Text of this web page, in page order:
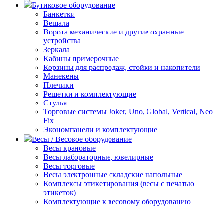
Бутиковое оборудование
Банкетки
Вешала
Ворота механические и другие охранные
устройства
Зеркала
Кабины примерочные
Корзины для распродаж, стойки и накопители
Манекены
Плечики
Решетки и комплектующие
Стулья
Торговые системы Joker, Uno, Global, Vertical, Neo
Fix
Экономпанели и комплектующие
Весы / Весовое оборудование
Весы крановые
Весы лабораторные, ювелирные
Весы торговые
Весы электронные складские напольные
Комплексы этикетирования (весы с печатью
этикеток)
Комплектующие к весовому оборудованию